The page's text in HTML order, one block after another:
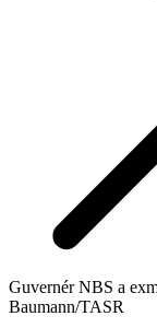
Guvernér NBS a
Baumann/TASR